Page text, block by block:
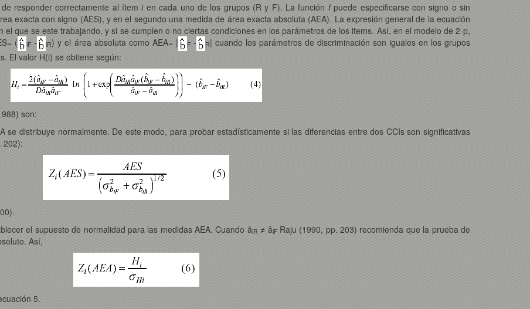
responder correctamente al ítemien cada uno de los grupos (R y F). La función fpuede especificarse con signo o sin
exacta con signo (AES), y en el segundo una medida de área exacta absoluta (AEA). La expresión general de la ecuación
que se este trabajando, y si se cumplen o no ciertas condiciones en los parámetros de los items. Así, en el modelo de 2-p,
(
iF- iR) y el área absoluta como AEA= | F- R| cuando los parámetros de discriminación son iguales en los grupos
El valor H(i) se obtiene según:
son:
se distribuye normalmente. De este modo, para probar estadísticamente si las diferencias entre dos CCIs son significativas
202):
el supuesto de normalidad para las medidas AEA. Cuando âiR ≠ âiFRaju (1990, pp. 203) recomienda que la prueba de
Así,
5.